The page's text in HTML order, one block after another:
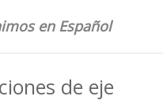
en Español
de eje